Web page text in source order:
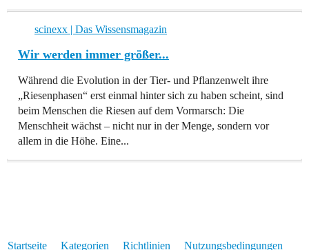
scinexx | Das Wissensmagazin
Wir werden immer größer...
Während die Evolution in der Tier- und Pflanzenwelt ihre
„Riesenphasen“ erst einmal hinter sich zu haben scheint, sind
beim Menschen die Riesen auf dem Vormarsch: Die
Menschheit wächst – nicht nur in der Menge, sondern vor
allem in die Höhe. Eine...
Startseite Kategorien Richtlinien Nutzungsbedingungen